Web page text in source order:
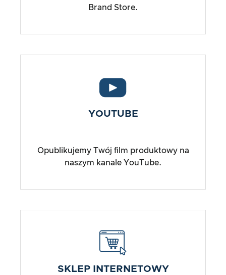
Brand Store.
YOUTUBE
Opublikujemy Twój film produktowy na
naszym kanale YouTube.
SKLEP INTERNETOWY